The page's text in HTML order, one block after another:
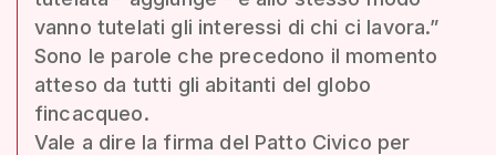
vanno tutelati gli interessi di chi ci lavora.”
Sono le parole che precedono il momento
atteso da tutti gli abitanti del globo
fincacqueo.
Vale a dire la firma del Patto Civico per